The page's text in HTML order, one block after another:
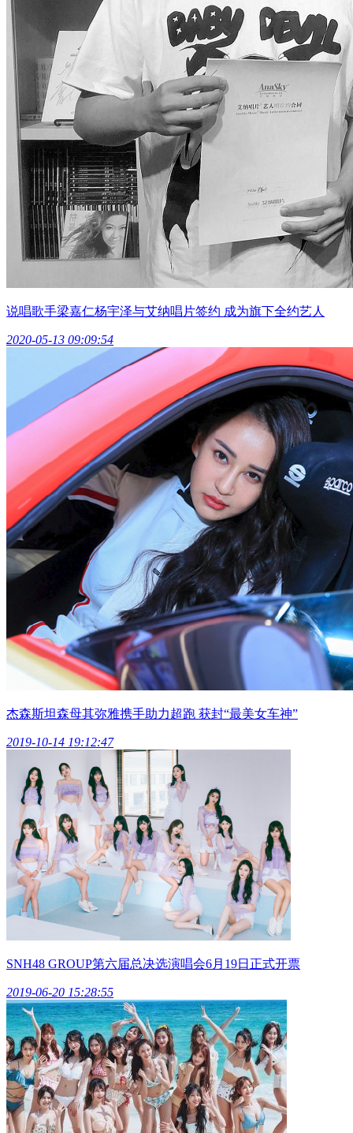
说唱歌手梁嘉仁杨宇泽与艾纳唱片签约 成为旗下全约艺人
2020-05-13 09:09:54
杰森斯坦森母其弥雅携手助力超跑 获封“最美女车神”
2019-10-14 19:12:47
SNH48 GROUP第六届总决选演唱会6月19日正式开票
2019-06-20 15:28:55